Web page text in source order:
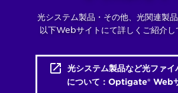
光システム製品・その他、光関連製品
以下Webサイトにて詳しくご紹介し
光システム製品など光ファイ
について：Optigate® Web